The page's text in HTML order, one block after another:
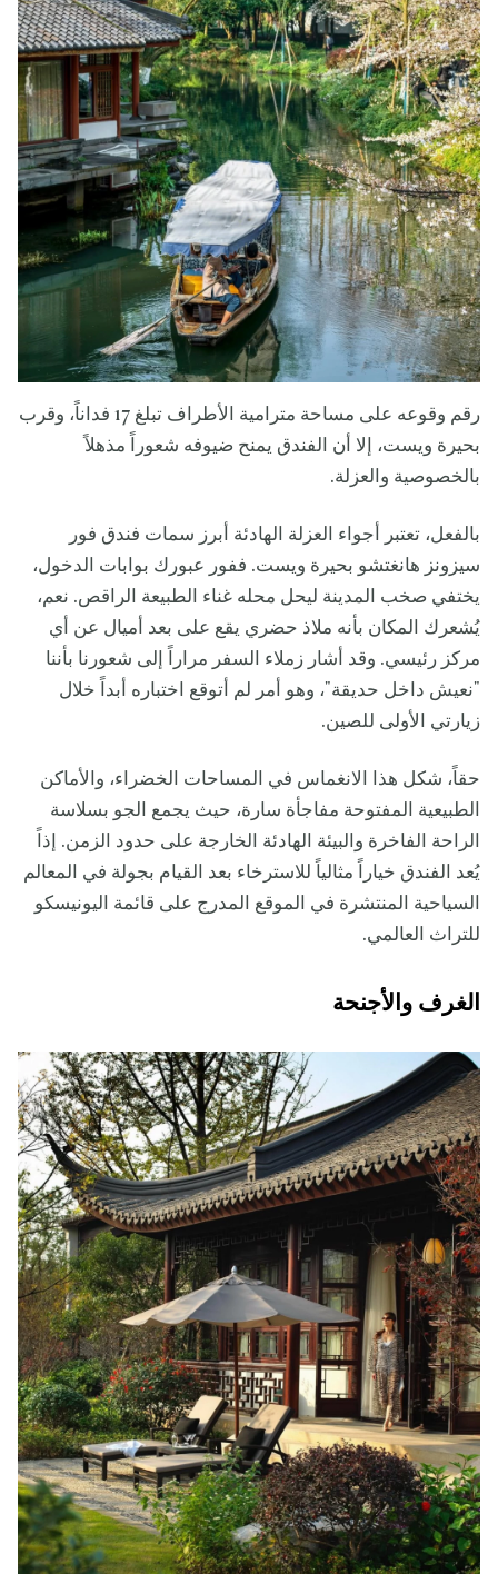
رقم وقوعه على مساحة مترامية الأطراف تبلغ 17 فداناً، وقرب
بحيرة ويست، إلا أن الفندق يمنح ضيوفه شعوراً مذهلاً
بالخصوصية والعزلة.
بالفعل، تعتبر أجواء العزلة الهادئة أبرز سمات فندق فور
سيزونز هانغتشو بحيرة ويست. ففور عبورك بوابات الدخول،
يختفي صخب المدينة ليحل محله غناء الطبيعة الراقص. نعم،
يُشعرك المكان بأنه ملاذ حضري يقع على بعد أميال عن أي
مركز رئيسي. وقد أشار زملاء السفر مراراً إلى شعورنا بأننا
"نعيش داخل حديقة"، وهو أمر لم أتوقع اختباره أبداً خلال
زيارتي الأولى للصين.
حقاً، شكل هذا الانغماس في المساحات الخضراء، والأماكن
الطبيعية المفتوحة مفاجأة سارة، حيث يجمع الجو بسلاسة
الراحة الفاخرة والبيئة الهادئة الخارجة على حدود الزمن. إذاً
يُعد الفندق خياراً مثالياً للاسترخاء بعد القيام بجولة في المعالم
السياحية المنتشرة في الموقع المدرج على قائمة اليونيسكو
للتراث العالمي.
الغرف والأجنحة